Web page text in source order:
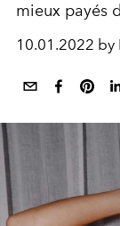
mieux payés
10.01.2022 by